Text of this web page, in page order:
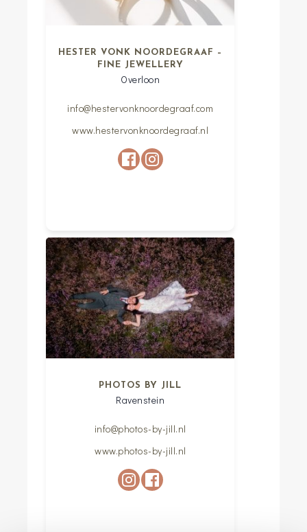
HESTER VONK NOORDEGRAAF –
FINE JEWELLERY
Overloon
info@hestervonknoordegraaf.com
www.hestervonknoordegraaf.nl
PHOTOS BY JILL
Ravenstein
info@photos-by-jill.nl
www.photos-by-jill.nl